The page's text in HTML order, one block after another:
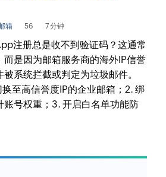
箱 56 7 分钟
注册总是收不到验证码？这通常
而是因为邮箱服务商的海外IP信誉
系统拦截或判定为垃圾邮件。
换至高信誉度IP的企业邮箱；2. 绑
账号权重；3. 开启白名单功能防